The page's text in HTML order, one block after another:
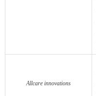
Allcare innovations